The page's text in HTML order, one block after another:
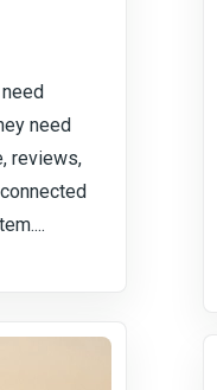
need
reviews,